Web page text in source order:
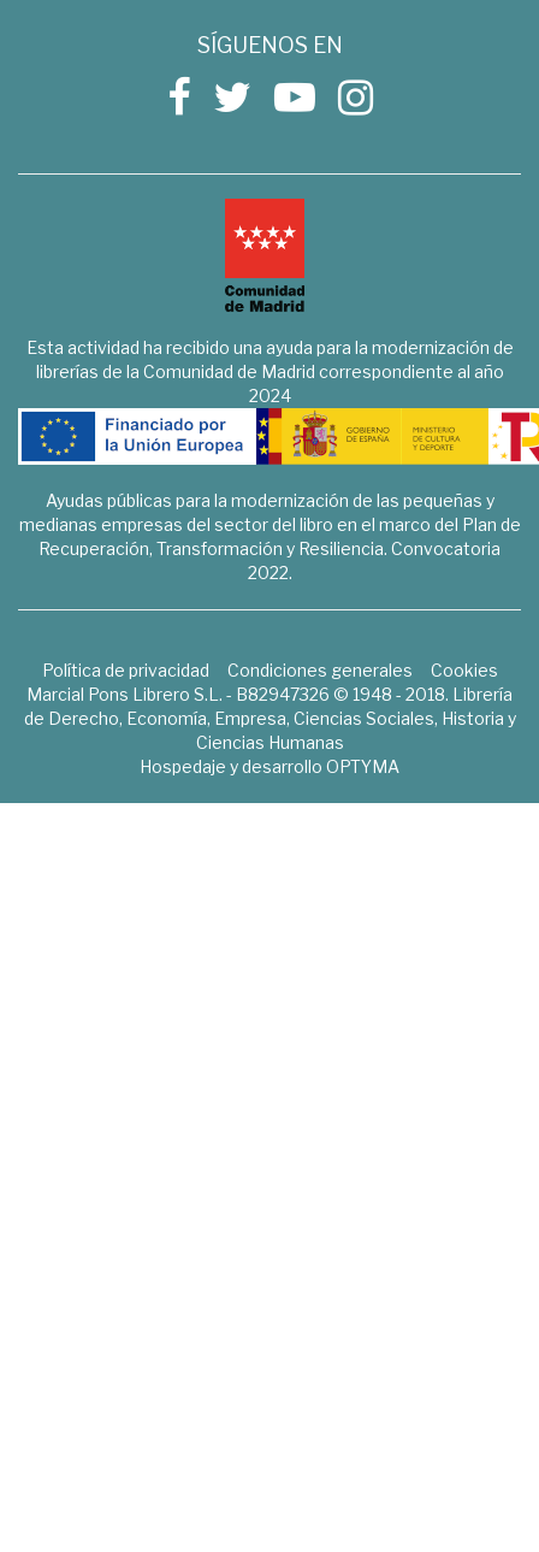
SÍGUENOS EN
Esta actividad ha recibido una ayuda para la modernización de
librerías de la Comunidad de Madrid correspondiente al año
2024
Ayudas públicas para la modernización de las pequeñas y
medianas empresas del sector del libro en el marco del Plan de
Recuperación, Transformación y Resiliencia. Convocatoria
2022.
Política de privacidad Condiciones generales
Cookies
Marcial Pons Librero S.L. - B82947326 © 1948 - 2018. Librería
de Derecho, Economía, Empresa, Ciencias Sociales, Historia y
Ciencias Humanas
Hospedaje y desarrollo OPTYMA